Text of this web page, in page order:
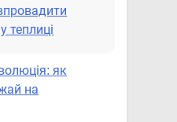
теплиці
як
на